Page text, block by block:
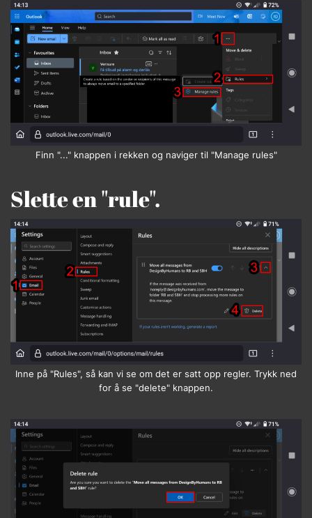
Finn "..." knappen i rekken og naviger til "Manage rules"
Slette en "rule".
Inne på "Rules", så kan vi se om det er satt opp regler. Trykk ned
for å se "delete" knappen.